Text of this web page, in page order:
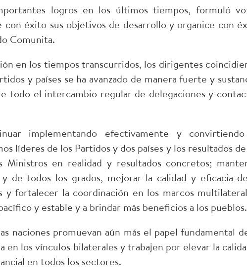
logros en los últimos tiempos, formuló
con éxito sus objetivos de desarrollo y organice con
Comunita.
en los tiempos transcurridos, los dirigentes
y países se ha avanzado de manera fuerte y
todo el intercambio regular de delegaciones y
implementando efectivamente y
líderes de los Partidos y dos países y los resultados
en realidad y resultados concretos;
de todos los grados, mejorar la calidad y eficacia
y fortalecer la coordinación en los marcos
y estable y a brindar más beneficios a los pueblos.
naciones promuevan aún más el papel fundamental
en los vínculos bilaterales y trabajen por elevar la
en todos los sectores.